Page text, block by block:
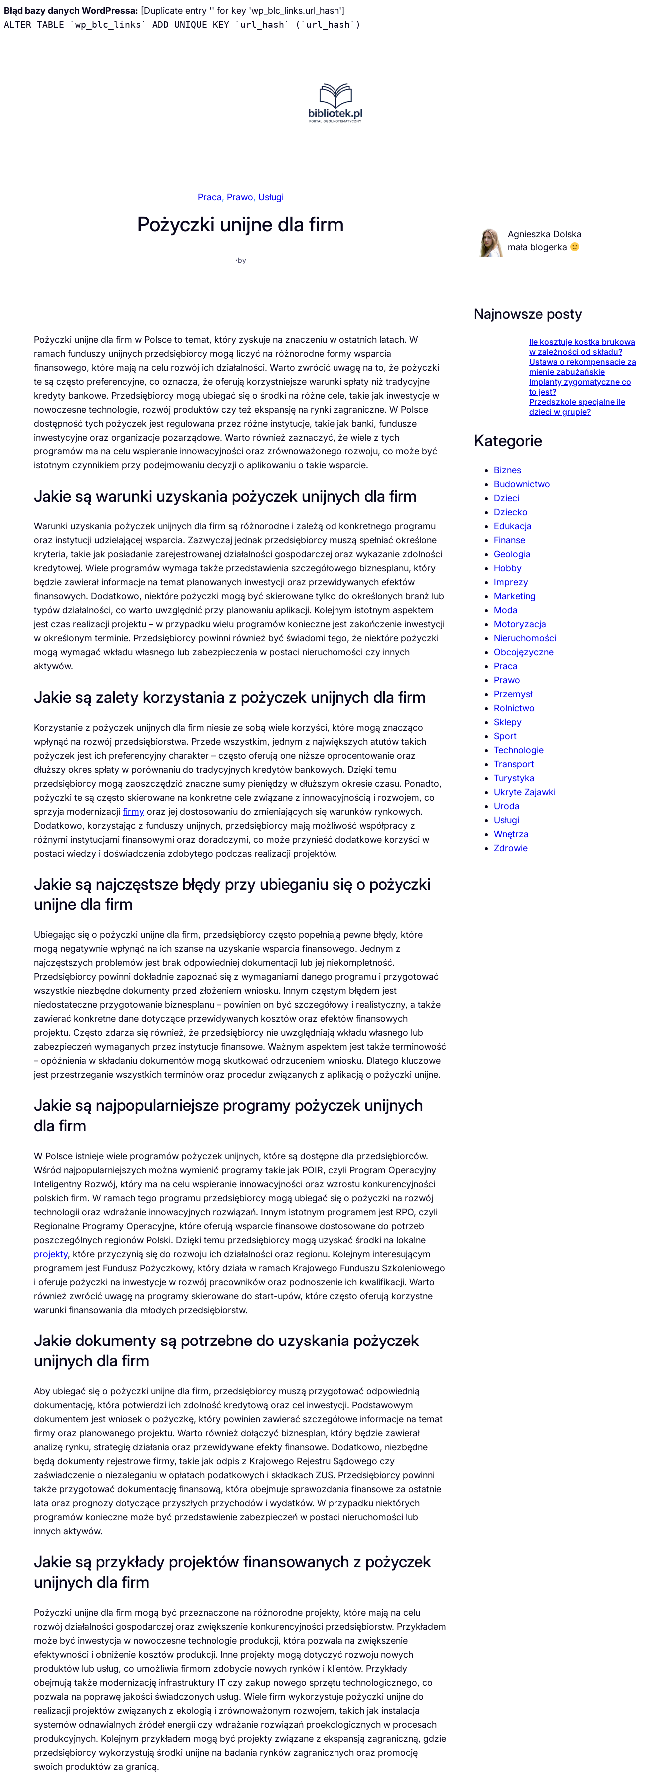
Błąd bazy danych WordPressa: [Duplicate entry '' for key 'wp_blc_links.url_hash']
ALTER TABLE `wp_blc_links` ADD UNIQUE KEY `url_hash` (`url_hash`)
Praca, Prawo, Usługi
Pożyczki unijne dla firm
·by
Pożyczki unijne dla firm w Polsce to temat, który zyskuje na znaczeniu w ostatnich latach. W
ramach funduszy unijnych przedsiębiorcy mogą liczyć na różnorodne formy wsparcia
finansowego, które mają na celu rozwój ich działalności. Warto zwrócić uwagę na to, że pożyczki
te są często preferencyjne, co oznacza, że oferują korzystniejsze warunki spłaty niż tradycyjne
kredyty bankowe. Przedsiębiorcy mogą ubiegać się o środki na różne cele, takie jak inwestycje w
nowoczesne technologie, rozwój produktów czy też ekspansję na rynki zagraniczne. W Polsce
dostępność tych pożyczek jest regulowana przez różne instytucje, takie jak banki, fundusze
inwestycyjne oraz organizacje pozarządowe. Warto również zaznaczyć, że wiele z tych
programów ma na celu wspieranie innowacyjności oraz zrównoważonego rozwoju, co może być
istotnym czynnikiem przy podejmowaniu decyzji o aplikowaniu o takie wsparcie.
Jakie są warunki uzyskania pożyczek unijnych dla firm
Warunki uzyskania pożyczek unijnych dla firm są różnorodne i zależą od konkretnego programu
oraz instytucji udzielającej wsparcia. Zazwyczaj jednak przedsiębiorcy muszą spełniać określone
kryteria, takie jak posiadanie zarejestrowanej działalności gospodarczej oraz wykazanie zdolności
kredytowej. Wiele programów wymaga także przedstawienia szczegółowego biznesplanu, który
będzie zawierał informacje na temat planowanych inwestycji oraz przewidywanych efektów
finansowych. Dodatkowo, niektóre pożyczki mogą być skierowane tylko do określonych branż lub
typów działalności, co warto uwzględnić przy planowaniu aplikacji. Kolejnym istotnym aspektem
jest czas realizacji projektu – w przypadku wielu programów konieczne jest zakończenie inwestycji
w określonym terminie. Przedsiębiorcy powinni również być świadomi tego, że niektóre pożyczki
mogą wymagać wkładu własnego lub zabezpieczenia w postaci nieruchomości czy innych
aktywów.
Jakie są zalety korzystania z pożyczek unijnych dla firm
Korzystanie z pożyczek unijnych dla firm niesie ze sobą wiele korzyści, które mogą znacząco
wpłynąć na rozwój przedsiębiorstwa. Przede wszystkim, jednym z największych atutów takich
pożyczek jest ich preferencyjny charakter – często oferują one niższe oprocentowanie oraz
dłuższy okres spłaty w porównaniu do tradycyjnych kredytów bankowych. Dzięki temu
przedsiębiorcy mogą zaoszczędzić znaczne sumy pieniędzy w dłuższym okresie czasu. Ponadto,
pożyczki te są często skierowane na konkretne cele związane z innowacyjnością i rozwojem, co
sprzyja modernizacji firmyoraz jej dostosowaniu do zmieniających się warunków rynkowych.
Dodatkowo, korzystając z funduszy unijnych, przedsiębiorcy mają możliwość współpracy z
różnymi instytucjami finansowymi oraz doradczymi, co może przynieść dodatkowe korzyści w
postaci wiedzy i doświadczenia zdobytego podczas realizacji projektów.
Jakie są najczęstsze błędy przy ubieganiu się o pożyczki
unijne dla firm
Ubiegając się o pożyczki unijne dla firm, przedsiębiorcy często popełniają pewne błędy, które
mogą negatywnie wpłynąć na ich szanse na uzyskanie wsparcia finansowego. Jednym z
najczęstszych problemów jest brak odpowiedniej dokumentacji lub jej niekompletność.
Przedsiębiorcy powinni dokładnie zapoznać się z wymaganiami danego programu i przygotować
wszystkie niezbędne dokumenty przed złożeniem wniosku. Innym częstym błędem jest
niedostateczne przygotowanie biznesplanu – powinien on być szczegółowy i realistyczny, a także
zawierać konkretne dane dotyczące przewidywanych kosztów oraz efektów finansowych
projektu. Często zdarza się również, że przedsiębiorcy nie uwzględniają wkładu własnego lub
zabezpieczeń wymaganych przez instytucje finansowe. Ważnym aspektem jest także terminowość
– opóźnienia w składaniu dokumentów mogą skutkować odrzuceniem wniosku. Dlatego kluczowe
jest przestrzeganie wszystkich terminów oraz procedur związanych z aplikacją o pożyczki unijne.
Jakie są najpopularniejsze programy pożyczek unijnych
dla firm
W Polsce istnieje wiele programów pożyczek unijnych, które są dostępne dla przedsiębiorców.
Wśród najpopularniejszych można wymienić programy takie jak POIR, czyli Program Operacyjny
Inteligentny Rozwój, który ma na celu wspieranie innowacyjności oraz wzrostu konkurencyjności
polskich firm. W ramach tego programu przedsiębiorcy mogą ubiegać się o pożyczki na rozwój
technologii oraz wdrażanie innowacyjnych rozwiązań. Innym istotnym programem jest RPO, czyli
Regionalne Programy Operacyjne, które oferują wsparcie finansowe dostosowane do potrzeb
poszczególnych regionów Polski. Dzięki temu przedsiębiorcy mogą uzyskać środki na lokalne
projekty, które przyczynią się do rozwoju ich działalności oraz regionu. Kolejnym interesującym
programem jest Fundusz Pożyczkowy, który działa w ramach Krajowego Funduszu Szkoleniowego
i oferuje pożyczki na inwestycje w rozwój pracowników oraz podnoszenie ich kwalifikacji. Warto
również zwrócić uwagę na programy skierowane do start-upów, które często oferują korzystne
warunki finansowania dla młodych przedsiębiorstw.
Jakie dokumenty są potrzebne do uzyskania pożyczek
unijnych dla firm
Aby ubiegać się o pożyczki unijne dla firm, przedsiębiorcy muszą przygotować odpowiednią
dokumentację, która potwierdzi ich zdolność kredytową oraz cel inwestycji. Podstawowym
dokumentem jest wniosek o pożyczkę, który powinien zawierać szczegółowe informacje na temat
firmy oraz planowanego projektu. Warto również dołączyć biznesplan, który będzie zawierał
analizę rynku, strategię działania oraz przewidywane efekty finansowe. Dodatkowo, niezbędne
będą dokumenty rejestrowe firmy, takie jak odpis z Krajowego Rejestru Sądowego czy
zaświadczenie o niezaleganiu w opłatach podatkowych i składkach ZUS. Przedsiębiorcy powinni
także przygotować dokumentację finansową, która obejmuje sprawozdania finansowe za ostatnie
lata oraz prognozy dotyczące przyszłych przychodów i wydatków. W przypadku niektórych
programów konieczne może być przedstawienie zabezpieczeń w postaci nieruchomości lub
innych aktywów.
Jakie są przykłady projektów finansowanych z pożyczek
unijnych dla firm
Pożyczki unijne dla firm mogą być przeznaczone na różnorodne projekty, które mają na celu
rozwój działalności gospodarczej oraz zwiększenie konkurencyjności przedsiębiorstw. Przykładem
może być inwestycja w nowoczesne technologie produkcji, która pozwala na zwiększenie
efektywności i obniżenie kosztów produkcji. Inne projekty mogą dotyczyć rozwoju nowych
produktów lub usług, co umożliwia firmom zdobycie nowych rynków i klientów. Przykłady
obejmują także modernizację infrastruktury IT czy zakup nowego sprzętu technologicznego, co
pozwala na poprawę jakości świadczonych usług. Wiele firm wykorzystuje pożyczki unijne do
realizacji projektów związanych z ekologią i zrównoważonym rozwojem, takich jak instalacja
systemów odnawialnych źródeł energii czy wdrażanie rozwiązań proekologicznych w procesach
produkcyjnych. Kolejnym przykładem mogą być projekty związane z ekspansją zagraniczną, gdzie
przedsiębiorcy wykorzystują środki unijne na badania rynków zagranicznych oraz promocję
swoich produktów za granicą.
Agnieszka Dolska
mała blogerka
Najnowsze posty
Ile kosztuje kostka brukowa
w zależności od składu?
Ustawa o rekompensacie za
mienie zabużańskie
Implanty zygomatyczne co
to jest?
Przedszkole specjalne ile
dzieci w grupie?
Kategorie
Biznes
Budownictwo
Dzieci
Dziecko
Edukacja
Finanse
Geologia
Hobby
Imprezy
Marketing
Moda
Motoryzacja
Nieruchomości
Obcojęzyczne
Praca
Prawo
Przemysł
Rolnictwo
Sklepy
Sport
Technologie
Transport
Turystyka
Ukryte Zajawki
Uroda
Usługi
Wnętrza
Zdrowie